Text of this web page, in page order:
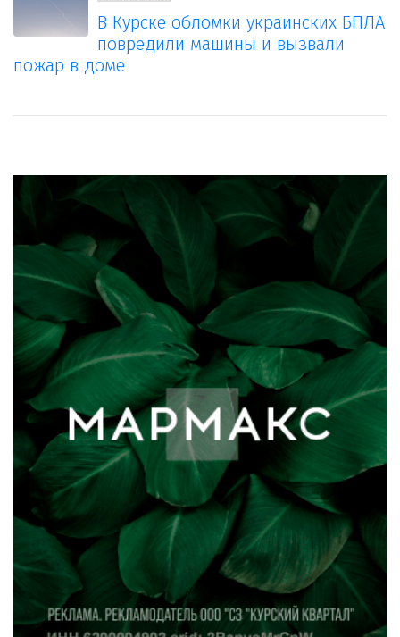
В Курске обломки украинских БПЛА
повредили машины и вызвали
пожар в доме